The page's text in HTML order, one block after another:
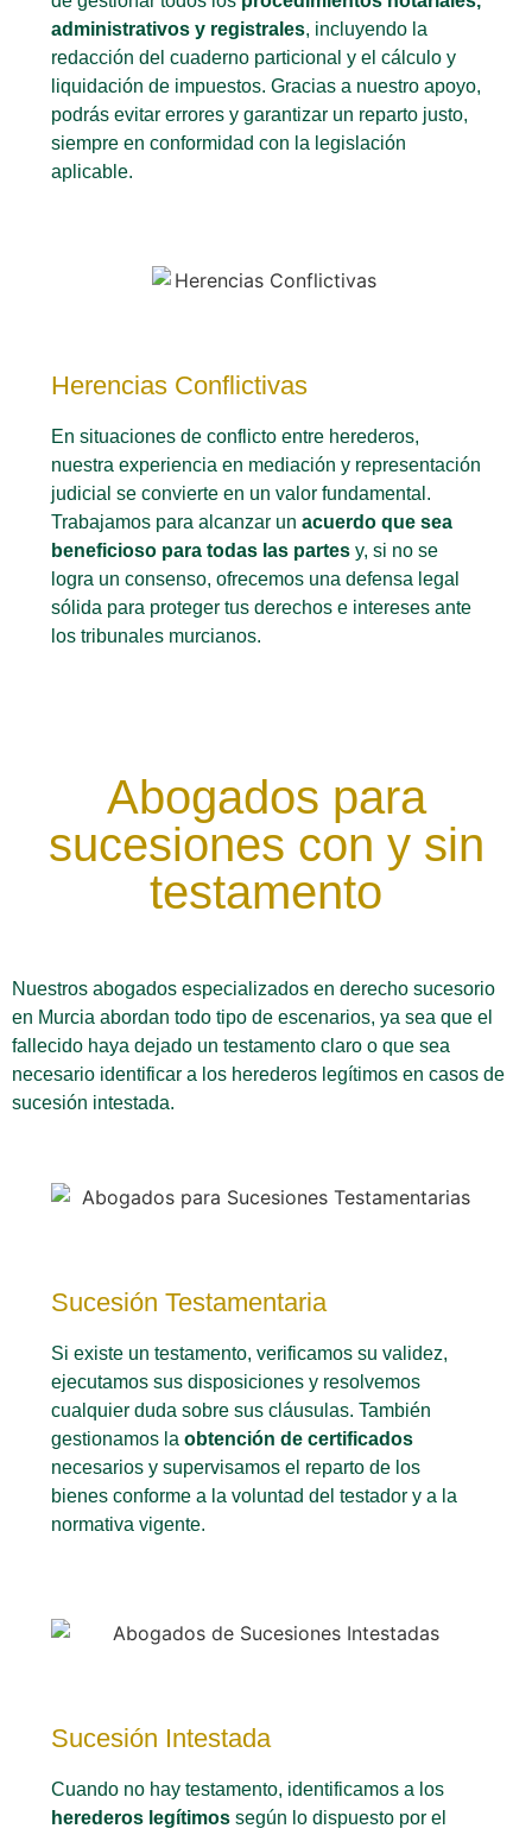
administrativos y registrales, incluyendo la
redacción del cuaderno particional y el cálculo y
liquidación de impuestos. Gracias a nuestro apoyo,
podrás evitar errores y garantizar un reparto justo,
siempre en conformidad con la legislación
aplicable.
Herencias Conflictivas
En situaciones de conflicto entre herederos,
nuestra experiencia en mediación y representación
judicial se convierte en un valor fundamental.
Trabajamos para alcanzar un acuerdo que sea
beneficioso para todas las partes y, si no se
logra un consenso, ofrecemos una defensa legal
sólida para proteger tus derechos e intereses ante
los tribunales murcianos.
Abogados para
sucesiones con y sin
testamento
Nuestros abogados especializados en derecho sucesorio
en Murcia abordan todo tipo de escenarios, ya sea que el
fallecido haya dejado un testamento claro o que sea
necesario identificar a los herederos legítimos en casos de
sucesión intestada.
Sucesión Testamentaria
Si existe un testamento, verificamos su validez,
ejecutamos sus disposiciones y resolvemos
cualquier duda sobre sus cláusulas. También
gestionamos la obtención de certificados
necesarios y supervisamos el reparto de los
bienes conforme a la voluntad del testador y a la
normativa vigente.
Sucesión Intestada
Cuando no hay testamento, identificamos a los
herederos legítimos según lo dispuesto por el